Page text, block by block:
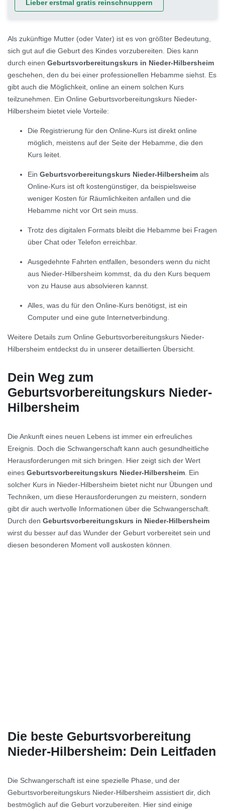
Lieber erstmal gratis reinschnuppern
Als zukünftige Mutter (oder Vater) ist es von größter Bedeutung,
sich gut auf die Geburt des Kindes vorzubereiten. Dies kann
durch einen Geburtsvorbereitungskurs in Nieder-Hilbersheim
geschehen, den du bei einer professionellen Hebamme siehst. Es
gibt auch die Möglichkeit, online an einem solchen Kurs
teilzunehmen. Ein Online Geburtsvorbereitungskurs Nieder-
Hilbersheim bietet viele Vorteile:
Die Registrierung für den Online-Kurs ist direkt online
möglich, meistens auf der Seite der Hebamme, die den
Kurs leitet.
Ein Geburtsvorbereitungskurs Nieder-Hilbersheim als
Online-Kurs ist oft kostengünstiger, da beispielsweise
weniger Kosten für Räumlichkeiten anfallen und die
Hebamme nicht vor Ort sein muss.
Trotz des digitalen Formats bleibt die Hebamme bei Fragen
über Chat oder Telefon erreichbar.
Ausgedehnte Fahrten entfallen, besonders wenn du nicht
aus Nieder-Hilbersheim kommst, da du den Kurs bequem
von zu Hause aus absolvieren kannst.
Alles, was du für den Online-Kurs benötigst, ist ein
Computer und eine gute Internetverbindung.
Weitere Details zum Online Geburtsvorbereitungskurs Nieder-
Hilbersheim entdeckst du in unserer detaillierten Übersicht.
Dein Weg zum
Geburtsvorbereitungskurs Nieder-
Hilbersheim
Die Ankunft eines neuen Lebens ist immer ein erfreuliches
Ereignis. Doch die Schwangerschaft kann auch gesundheitliche
Herausforderungen mit sich bringen. Hier zeigt sich der Wert
eines Geburtsvorbereitungskurs Nieder-Hilbersheim. Ein
solcher Kurs in Nieder-Hilbersheim bietet nicht nur Übungen und
Techniken, um diese Herausforderungen zu meistern, sondern
gibt dir auch wertvolle Informationen über die Schwangerschaft.
Durch den Geburtsvorbereitungskurs in Nieder-Hilbersheim
wirst du besser auf das Wunder der Geburt vorbereitet sein und
diesen besonderen Moment voll auskosten können.
Die beste Geburtsvorbereitung
Nieder-Hilbersheim: Dein Leitfaden
Die Schwangerschaft ist eine spezielle Phase, und der
Geburtsvorbereitungskurs Nieder-Hilbersheim assistiert dir, dich
bestmöglich auf die Geburt vorzubereiten. Hier sind einige